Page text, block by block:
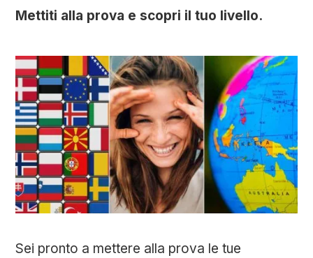
Mettiti alla prova e scopri il tuo livello.
Sei pronto a mettere alla prova le tue